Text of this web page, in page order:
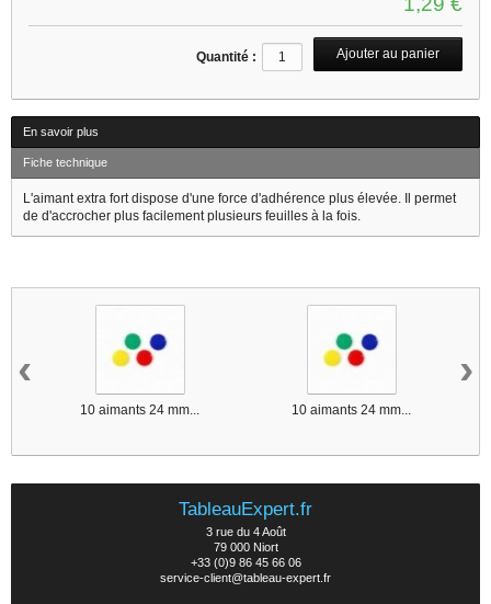
Quantité :
En savoir plus
Fiche technique
L'aimant extra fort dispose d'une force d'adhérence plus élevée. Il permet
de d'accrocher plus facilement plusieurs feuilles à la fois.
10 aimants 24 mm... 10 aimants 24 mm...
‹ ›
TableauExpert.fr
3 rue du 4 Août
79 000 Niort
+33 (0)9 86 45 66 06
service-client@tableau-expert.fr